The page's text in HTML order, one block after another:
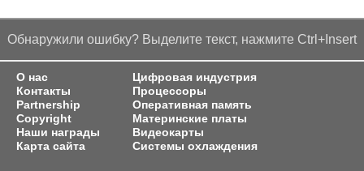
Обнаружили ошибку? Выделите текст, нажмите Ctrl+Insert
О нас
Контакты
Partnership
Copyright
Наши награды
Карта сайта
Цифровая индустрия
Процессоры
Оперативная память
Материнские платы
Видеокарты
Системы охлаждения